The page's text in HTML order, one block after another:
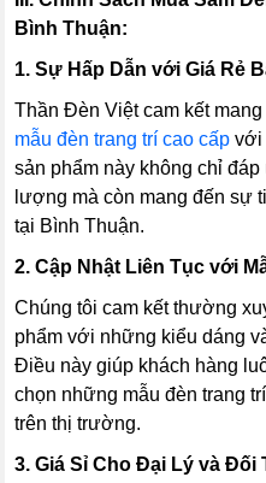
Bình Thuận:
1. Sự Hấp Dẫn với Giá Rẻ
Thần Đèn Việt cam kết
mẫu đèn trang trí cao cấp với
sản phẩm này không chỉ
lượng mà còn mang đến sự
tại Bình Thuận.
2. Cập Nhật Liên Tục với
Chúng tôi cam kết thường
phẩm với những kiểu dáng
Điều này giúp khách hàng
chọn những mẫu đèn trang
trên thị trường.
3. Giá Sỉ Cho Đại Lý và Đối